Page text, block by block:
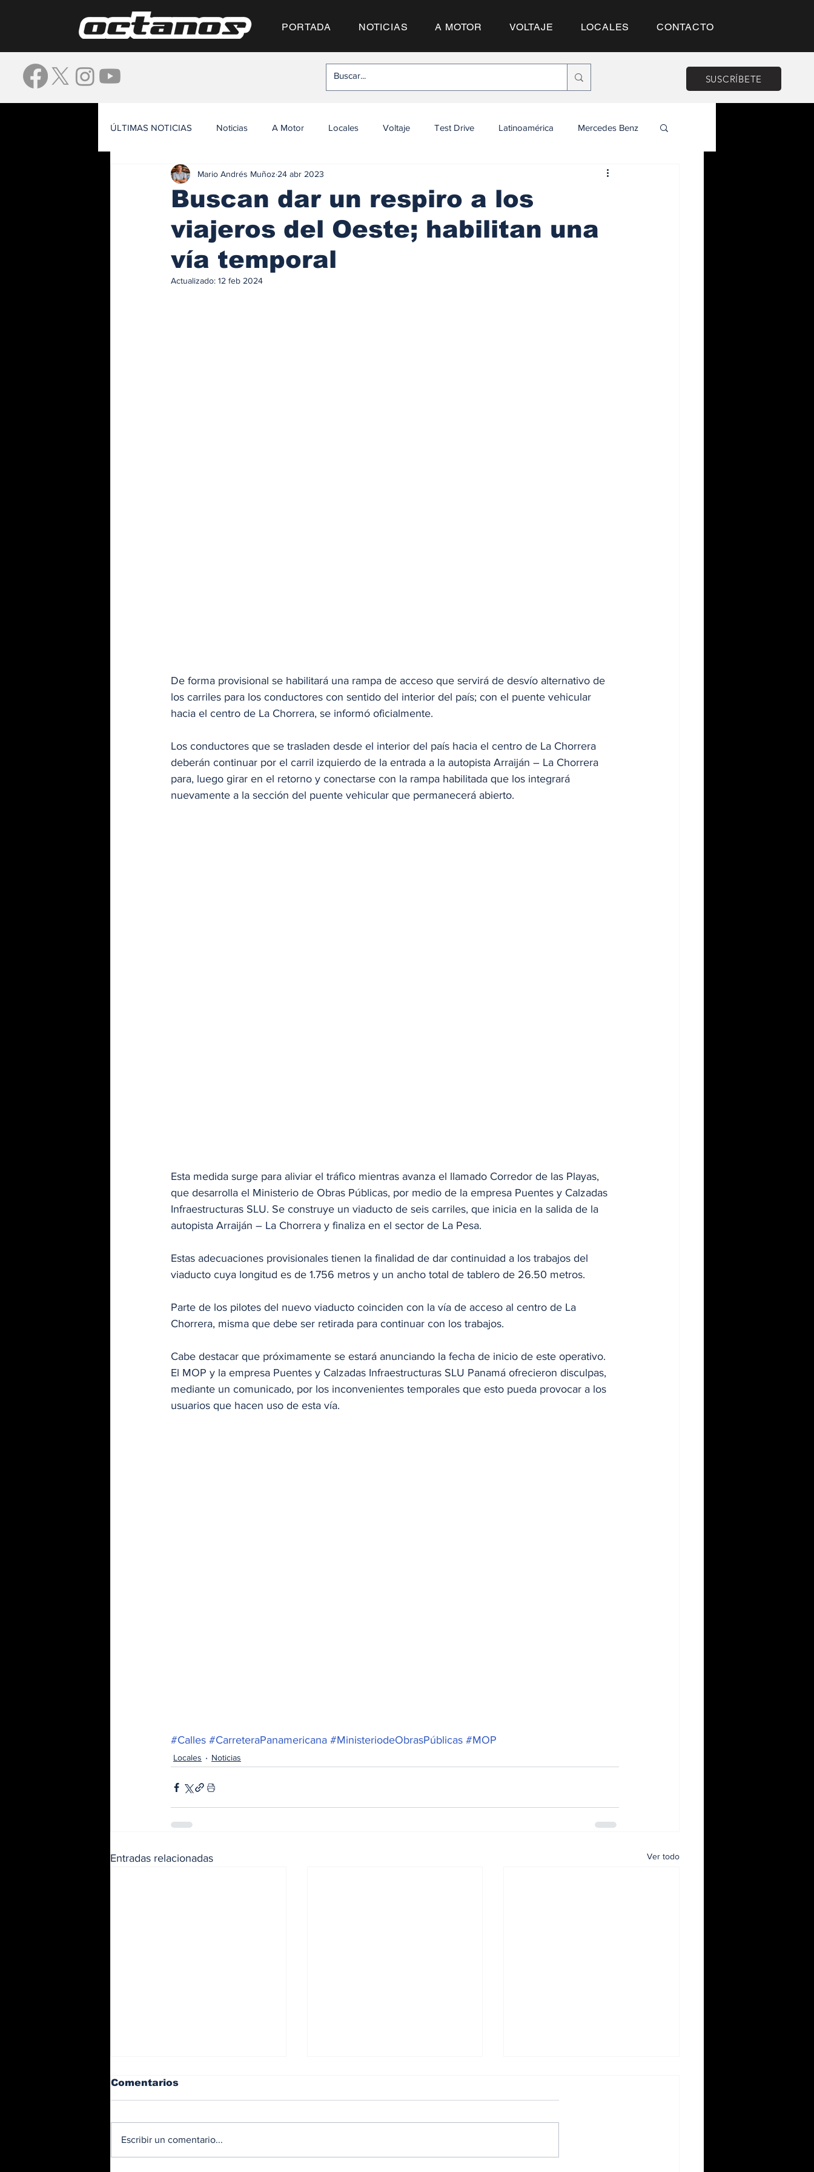
PORTADA NOTICIAS A MOTOR VOLTAJE LOCALES CONTACTO
SUSCRÍBETE
ÚLTIMAS NOTICIAS Noticias A Motor Locales Voltaje Test Drive Latinoamérica Mercedes Benz
Buscan dar un respiro a los
viajeros del Oeste; habilitan una
vía temporal
Mario Andrés Muñoz 24 abr 2023
Actualizado: 12 feb 2024
De forma provisional se habilitará una rampa de acceso que servirá de desvío alternativo de
los carriles para los conductores con sentido del interior del país; con el puente vehicular
hacia el centro de La Chorrera, se informó oficialmente.
Los conductores que se trasladen desde el interior del país hacia el centro de La Chorrera
deberán continuar por el carril izquierdo de la entrada a la autopista Arraiján – La Chorrera
para, luego girar en el retorno y conectarse con la rampa habilitada que los integrará
nuevamente a la sección del puente vehicular que permanecerá abierto.
Esta medida surge para aliviar el tráfico mientras avanza el llamado Corredor de las Playas,
que desarrolla el Ministerio de Obras Públicas, por medio de la empresa Puentes y Calzadas
Infraestructuras SLU. Se construye un viaducto de seis carriles, que inicia en la salida de la
autopista Arraiján – La Chorrera y finaliza en el sector de La Pesa.
Estas adecuaciones provisionales tienen la finalidad de dar continuidad a los trabajos del
viaducto cuya longitud es de 1.756 metros y un ancho total de tablero de 26.50 metros.
Parte de los pilotes del nuevo viaducto coinciden con la vía de acceso al centro de La
Chorrera, misma que debe ser retirada para continuar con los trabajos.
Cabe destacar que próximamente se estará anunciando la fecha de inicio de este operativo.
El MOP y la empresa Puentes y Calzadas Infraestructuras SLU Panamá ofrecieron disculpas,
mediante un comunicado, por los inconvenientes temporales que esto pueda provocar a los
usuarios que hacen uso de esta vía.
#Calles #CarreteraPanamericana #MinisteriodeObrasPúblicas #MOP
Locales Noticias
Entradas relacionadas Ver todo
Comentarios
Escribir un comentario...